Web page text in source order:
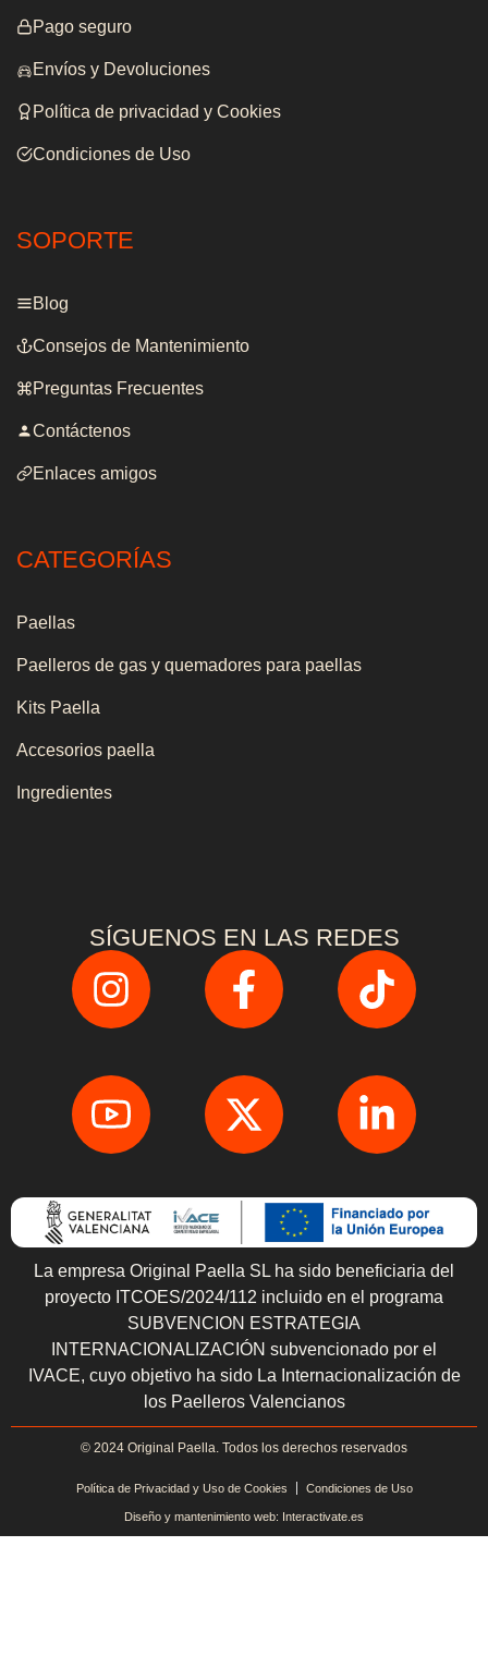
Pago seguro
Envíos y Devoluciones
Política de privacidad y Cookies
Condiciones de Uso
SOPORTE
Blog
Consejos de Mantenimiento
Preguntas Frecuentes
Contáctenos
Enlaces amigos
CATEGORÍAS
Paellas
Paelleros de gas y quemadores para paellas
Kits Paella
Accesorios paella
Ingredientes
SÍGUENOS EN LAS REDES
La empresa Original Paella SL ha sido beneficiaria del
proyecto ITCOES/2024/112 incluido en el programa
SUBVENCION ESTRATEGIA
INTERNACIONALIZACIÓN subvencionado por el
IVACE, cuyo objetivo ha sido La Internacionalización de
los Paelleros Valencianos
© 2024 Original Paella. Todos los derechos reservados
Política de Privacidad y Uso de Cookies Condiciones de Uso
Diseño y mantenimiento web: Interactivate.es